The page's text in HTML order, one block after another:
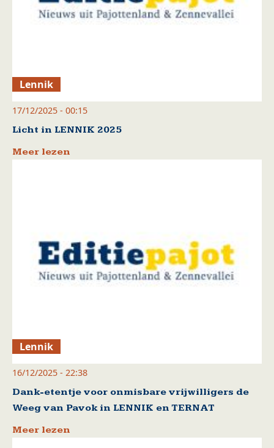
Lennik
17/12/2025 - 00:15
Licht in LENNIK 2025
Meer lezen
Lennik
16/12/2025 - 22:38
Dank-etentje voor onmisbare vrijwilligers de
Weeg van Pavok in LENNIK en TERNAT
Meer lezen